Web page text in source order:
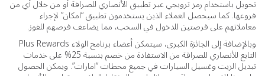
تحويل باستخدام رمز ترويجي عبر تطبيق الأنصاري للصرافة أو من خلال أي من
فروعها. كما سيحصل العملاء الذين يستخدمون تطبيق “امكان” لإجراء
معاملاتهم على فرصتين للدخول في السحب، مما يضاعف فرصهم للفوز.
وبالإضافة إلى الجائزة الكبرى، سيتمكن أعضاء برنامج الولاء Plus Rewards
التابع للأنصاري للصرافة من الاستفادة من خصم بنسبة 25% على خدمات
تبديل الزيت وغسيل السيارات في جميع محطات “امارات”. ويمكن الحصول